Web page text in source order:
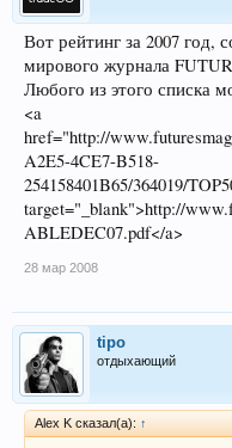
Вот рейтинг за 2007 год,
мирового журнала
Любого из этого списка
<a
href="http://
A2E5-4CE7-B518-
254158401B65/364019/
target="_blank">http://
ABLEDEC07.pdf</a>
28 мар 2008
tipo
отдыхающий
Alex K сказал(а): ↑